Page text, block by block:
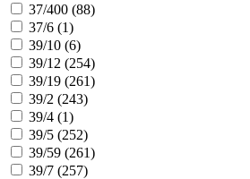
37/400 (88)
37/6 (1)
39/10 (6)
39/12 (254)
39/19 (261)
39/2 (243)
39/4 (1)
39/5 (252)
39/59 (261)
39/7 (257)